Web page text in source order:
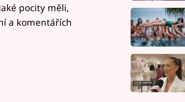
pocity měli,
a komentářích